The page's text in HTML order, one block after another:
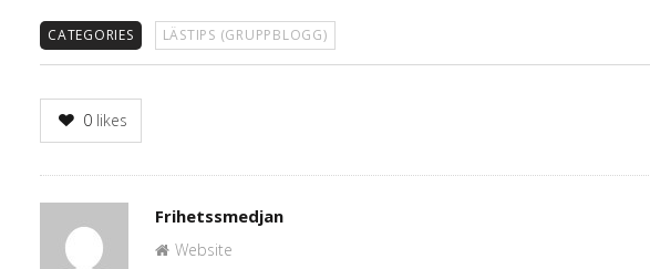
CATEGORIES LÄSTIPS (GRUPPBLOGG)
0 likes
Author
Frihetssmedjan
Website